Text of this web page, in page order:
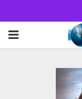
PRIMARY